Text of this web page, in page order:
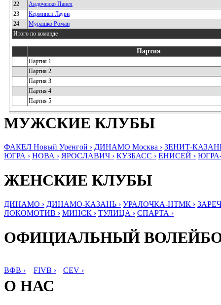
22
Авдоченко Павел
23
Керминен Лаури
24
Мурашко Роман
Итого по команде
Партия
Партия 1
Партия 2
Партия 3
Партия 4
Партия 5
МУЖСКИЕ КЛУБЫ
ФАКЕЛ Новый Уренгой › ДИНАМО Москва › ЗЕНИТ-
ЮГРА › НОВА › ЯРОСЛАВИЧ › КУЗБАСС › ЕНИСЕЙ ›
ЖЕНСКИЕ КЛУБЫ
ДИНАМО › ДИНАМО-КАЗАНЬ › УРАЛОЧКА-НТМК ›
ЛОКОМОТИВ › МИНСК › ТУЛИЦА › СПАРТА ›
ОФИЦИАЛЬНЫЙ
ВФВ › FIVB › CEV ›
О НАС